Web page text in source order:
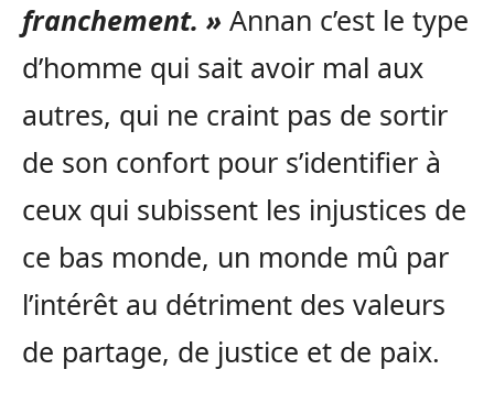
franchement. » Annan c’est le type
d’homme qui sait avoir mal aux
autres, qui ne craint pas de sortir
de son confort pour s’identifier à
ceux qui subissent les injustices de
ce bas monde, un monde mû par
l’intérêt au détriment des valeurs
de partage, de justice et de paix.